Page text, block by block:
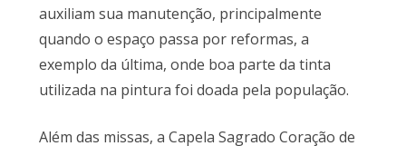
auxiliam sua manutenção, principalmente
quando o espaço passa por reformas, a
exemplo da última, onde boa parte da tinta
utilizada na pintura foi doada pela população.
Além das missas, a Capela Sagrado Coração de